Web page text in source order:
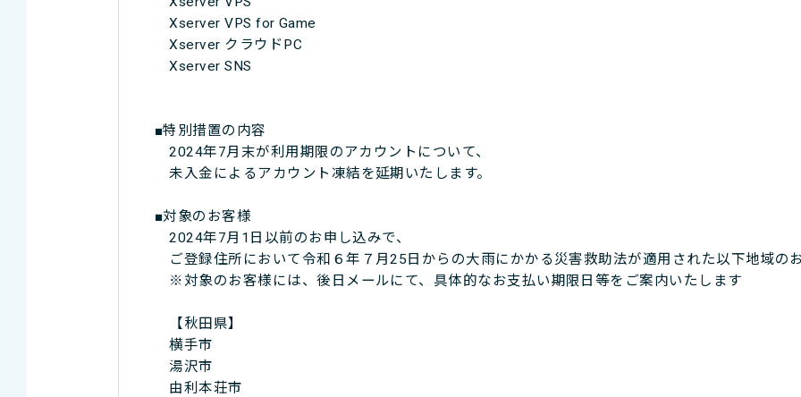
Xserver VPS for Game
Xserver クラウドPC
Xserver SNS
■特別措置の内容
2024年7月末が利用期限のアカウントについて、
未入金によるアカウント凍結を延期いたします。
■対象のお客様
2024年7月1日以前のお申し込みで、
ご登録住所において令和６年７月25日からの大雨にかかる災害救助法が適用された以下地域の
※対象のお客様には、後日メールにて、具体的なお支払い期限日等をご案内いたします
【秋田県】
横手市
湯沢市
由利本荘市